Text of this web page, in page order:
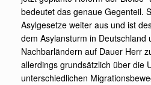
bedeutet das genaue Gegenteil.
Asylgesetze weiter aus und ist
dem Asylansturm in Deutschland
Nachbarländern auf Dauer Herr
allerdings grundsätzlich über die
unterschiedlichen